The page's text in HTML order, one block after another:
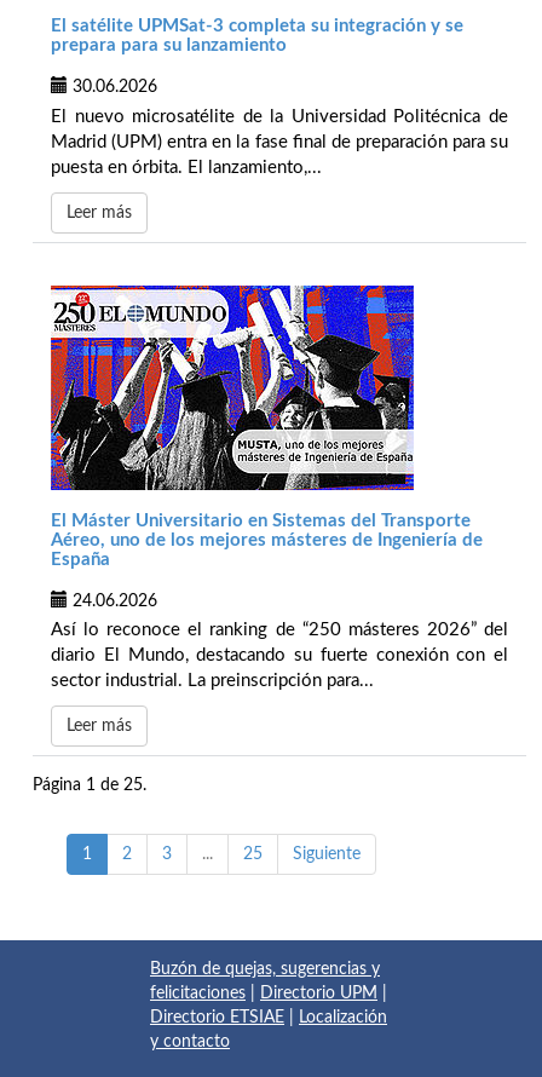
El satélite UPMSat-3 completa su integración y se
prepara para su lanzamiento
30.06.2026
El nuevo microsatélite de la Universidad Politécnica de
Madrid (UPM) entra en la fase final de preparación para su
puesta en órbita. El lanzamiento,...
Leer más
El Máster Universitario en Sistemas del Transporte
Aéreo, uno de los mejores másteres de Ingeniería de
España
24.06.2026
Así lo reconoce el ranking de “250 másteres 2026” del
diario El Mundo, destacando su fuerte conexión con el
sector industrial. La preinscripción para...
Leer más
Página 1 de 25.
1 2 3 ... 25 Siguiente
Buzón de quejas, sugerencias y
felicitaciones
Directorio UPM
Directorio ETSIAE
Localización
y contacto